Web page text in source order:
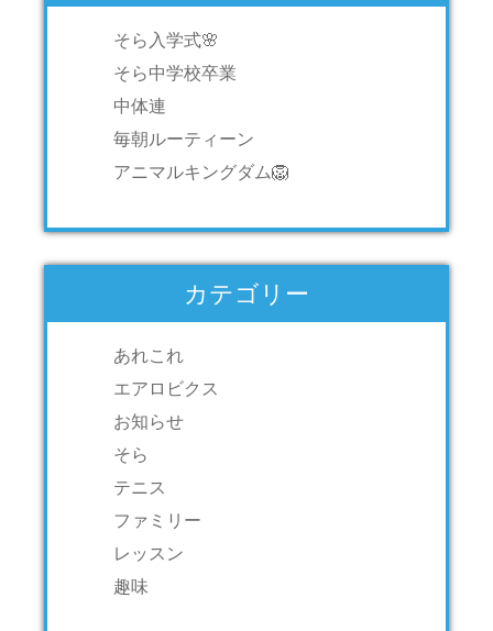
そら入学式🌸
そら中学校卒業
中体連
毎朝ルーティーン
アニマルキングダム🦁
カテゴリー
あれこれ
エアロビクス
お知らせ
そら
テニス
ファミリー
レッスン
趣味